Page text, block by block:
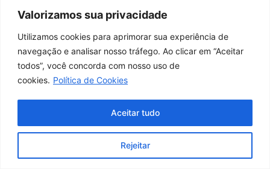
Valorizamos sua privacidade
Utilizamos cookies para aprimorar sua experiência de
navegação e analisar nosso tráfego. Ao clicar em “Aceitar
todos”, você concorda com nosso uso de
cookies. Política de Cookies
Rejeitar
Aceitar tudo